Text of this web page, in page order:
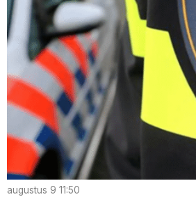
augustus 9 11:50